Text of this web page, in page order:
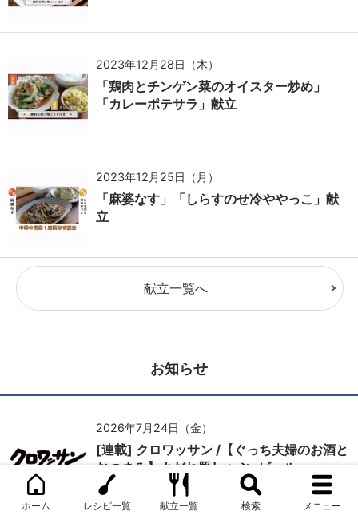
2023年12月28日（木）
「鶏肉とチンゲン菜のオイスター炒め」
「カレーポテサラ」献立
2023年12月25日（月）
「麻婆なす」「しらすのせ冷ややっこ」献
立
献立一覧へ
お知らせ
2026年7月24日（金）
[連載] クロワッサン /【ぐっち夫婦のお酒と
おつまみ】よだれ豚しゃぶ×ビール
ホーム レシピ一覧 献立一覧 検索 メニュー